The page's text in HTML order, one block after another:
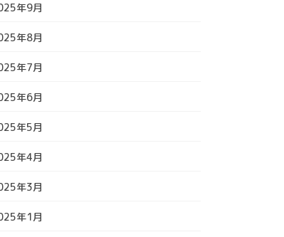
年9月
年8月
年7月
年6月
年5月
年4月
年3月
年1月